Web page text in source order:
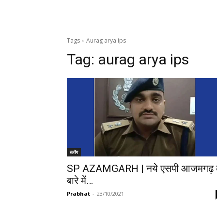
Tags Aurag arya ips
Tag: aurag arya ips
ब्लॉग
SP AZAMGARH | नये एसपी
बारे में…
Prabhat - 23/10/2021